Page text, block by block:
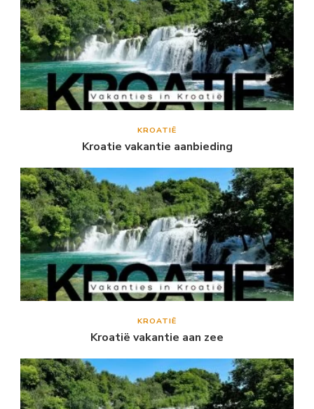
KROATIË
Kroatie vakantie aanbieding
KROATIË
Kroatië vakantie aan zee